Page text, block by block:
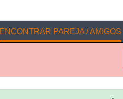
ENCONTRAR PAREJA / AMIGOS